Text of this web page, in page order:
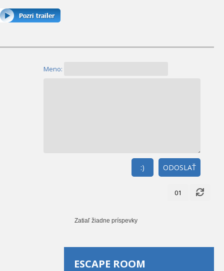
Meno:
ODOSLAŤ
:)
01
Zatiaľ žiadne príspevky
ESCAPE ROOM